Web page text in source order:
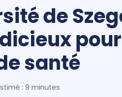
de
santé
: 9 minutes